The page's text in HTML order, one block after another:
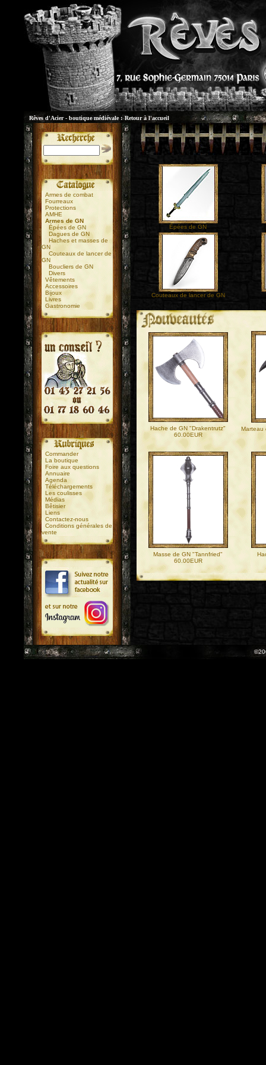
Rêves d'Acier - boutique médiévale : Retour à l'accueil
.
Armes de combat
Fourreaux
Protections
AMHE
Armes de GN
Épées de GN
Dagues de GN
Haches et masses de
GN
Couteaux de lancer de
GN
Boucliers de GN
Divers
Vêtements
Accessoires
Bijoux
Livres
Gastronomie
Commander
La boutique
Foire aux questions
Annuaire
Agenda
Téléchargements
Les coulisses
Médias
Bêtisier
Liens
Contactez-nous
Conditions générales de
vente
.
Épées de GN
Couteaux de lancer de GN
Hache de GN "Drakentrutz"
60.00EUR
Marteau
Masse de GN "Tannfried"
60.00EUR